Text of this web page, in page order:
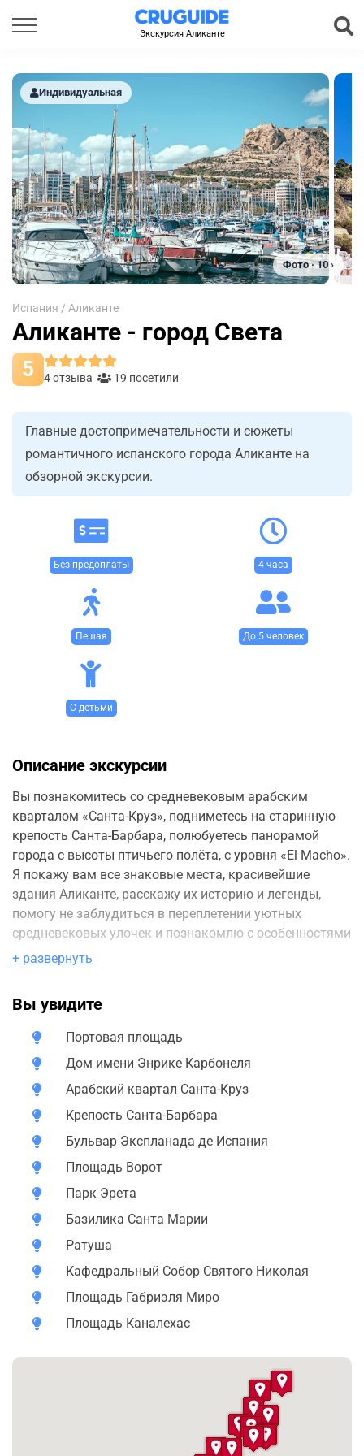
Экскурсия Аликанте
Индивидуальная
Фото · 10 ›
Испания / Аликанте
Аликанте - город Света
5 4 отзыва 19 посетили
Главные достопримечательности и сюжеты
романтичного испанского города Аликанте на
обзорной экскурсии.
Без предоплаты 4 часа
Пешая До 5 человек
С детьми
Описание экскурсии
Вы познакомитесь со средневековым арабским​
кварталом​ «Санта-Круз», подниметесь на старинную
крепость Санта-Барбара, полюбуетесь панорамой
города с высоты птичьего полёта, с уровня «El Macho».​
​Я покажу вам все знаковые​ места, красивейшие
здания Аликанте, расскажу их историю и легенды,
помогу не заблудиться в переплетении уютных
средневековых улочек и познакомлю с особенностями
местного южного менталитета.
которой тянется наша морская набережная с​
вид на​ крепость Санта Барбара на вершине горы
Бенакантиль. Крепость является городским символом,
с неё начинается богатая история Аликанте. Это одна
От площади «Ворота моря» с​​ фонтаном​ начинается
наш красивейший средиземноморский бульвар
«Explanada de​ España», выложенный мраморной
эффектом 3D. Мы​ полюбуемся на​ эмблематичный
Дом имени Энрике Карбонеля (в​ стиле валенсийского
модерна) и​ узнаем его забавную легенду.
Мы познакомимся с бывшими роскошными
семейными дворцами и восхитимся фасадом «Дома
Аликанте. Поднявшись на лифте к крепости Санта
бастионами, узнаем их​ богатую историю, посетим
музейные экспозиции и​ узнаем​ тайну названия
старинной крепости. С её смотровых площадок
открывается восхитительная панорама: на​ город, порт,
пляж, Старый Город с​ куполами церквей и соборов…
+ развернуть
Вы увидите
Портовая площадь
Дом имени Энрике Карбонеля
Арабский​ квартал Санта-Круз
Крепость Санта-Барбара
Бульвар Экспланада де Испания
Площадь Ворот
Парк Эрета
Базилика Санта Марии
Ратуша
Кафедральный Собор Святого Николая
Площадь Габриэля Миро
Площадь Каналехас